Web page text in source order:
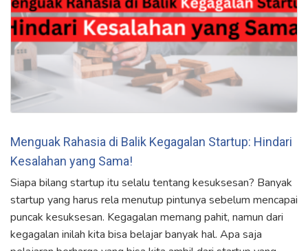
Menguak Rahasia di Balik Kegagalan Startup: Hindari
Kesalahan yang Sama!
Siapa bilang startup itu selalu tentang kesuksesan? Banyak
startup yang harus rela menutup pintunya sebelum mencapai
puncak kesuksesan. Kegagalan memang pahit, namun dari
kegagalan inilah kita bisa belajar banyak hal. Apa saja